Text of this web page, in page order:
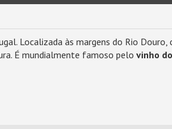
Localizada às margens do Rio
É mundialmente famoso pelo vinho